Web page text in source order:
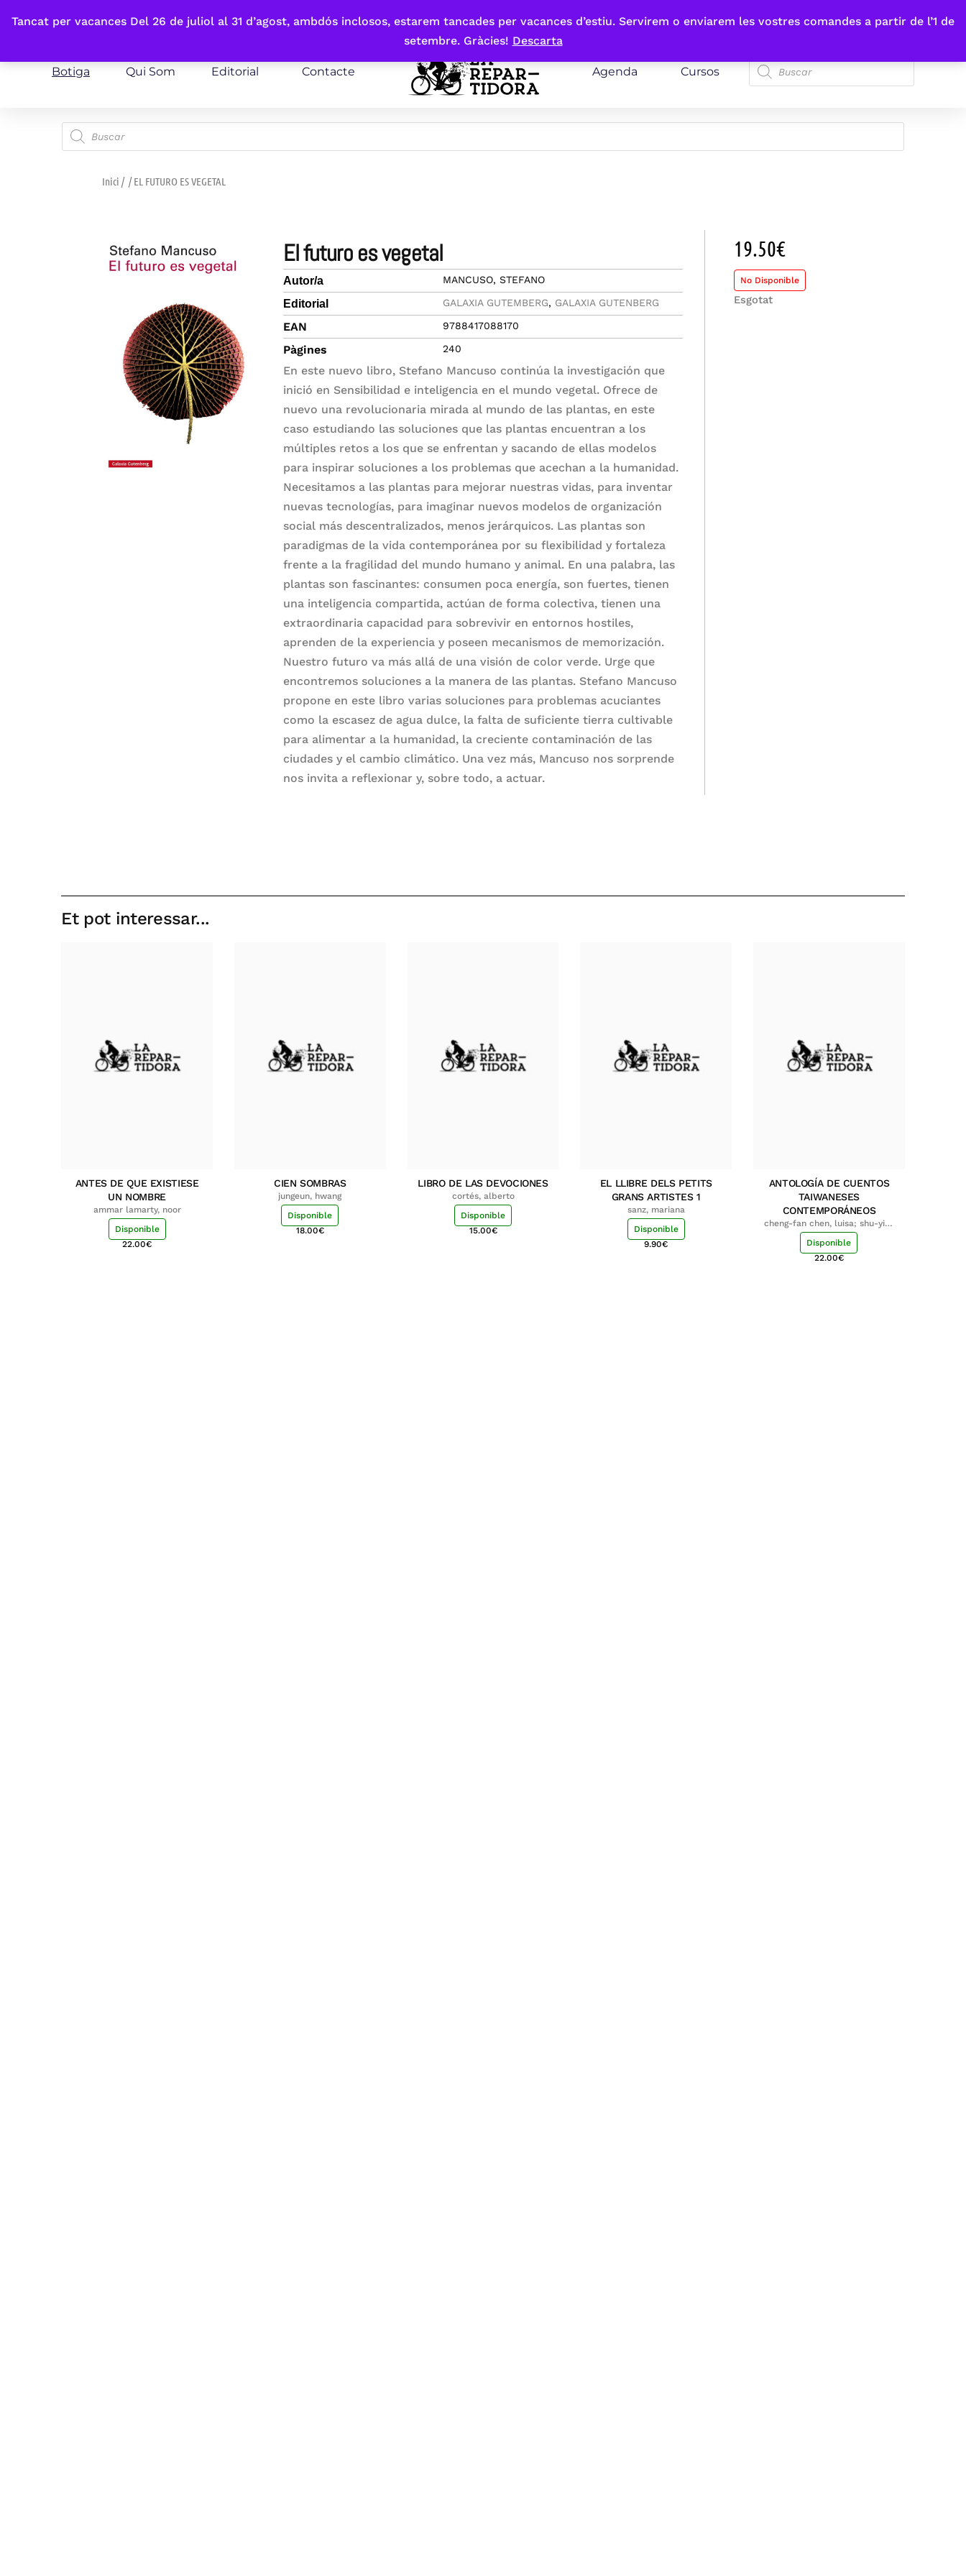
Tancat per vacances Del 26 de juliol al 31 d’agost, ambdós inclosos, estarem tancades per vacances d’estiu. Servirem o enviarem les vostres comandes a partir de l’1 de
setembre. Gràcies! Descarta
Fes-te'n sòcia
Botiga Qui Som Editorial Contacte Agenda Cursos
Inici / / EL FUTURO ES VEGETAL
el futuro es vegetal
Autor/a MANCUSO, STEFANO
Editorial GALAXIA GUTEMBERG, GALAXIA GUTENBERG
EAN 9788417088170
Pàgines 240
En este nuevo libro, Stefano Mancuso continúa la investigación que
inició en Sensibilidad e inteligencia en el mundo vegetal. Ofrece de
nuevo una revolucionaria mirada al mundo de las plantas, en este
caso estudiando las soluciones que las plantas encuentran a los
múltiples retos a los que se enfrentan y sacando de ellas modelos
para inspirar soluciones a los problemas que acechan a la humanidad.
Necesitamos a las plantas para mejorar nuestras vidas, para inventar
nuevas tecnologías, para imaginar nuevos modelos de organización
social más descentralizados, menos jerárquicos. Las plantas son
paradigmas de la vida contemporánea por su flexibilidad y fortaleza
frente a la fragilidad del mundo humano y animal. En una palabra, las
plantas son fascinantes: consumen poca energía, son fuertes, tienen
una inteligencia compartida, actúan de forma colectiva, tienen una
extraordinaria capacidad para sobrevivir en entornos hostiles,
aprenden de la experiencia y poseen mecanismos de memorización.
Nuestro futuro va más allá de una visión de color verde. Urge que
encontremos soluciones a la manera de las plantas. Stefano Mancuso
propone en este libro varias soluciones para problemas acuciantes
como la escasez de agua dulce, la falta de suficiente tierra cultivable
para alimentar a la humanidad, la creciente contaminación de las
ciudades y el cambio climático. Una vez más, Mancuso nos sorprende
nos invita a reflexionar y, sobre todo, a actuar.
19.50€
No Disponible
Esgotat
Et pot interessar...
ANTES DE QUE EXISTIESE
UN NOMBRE
ammar lamarty, noor
Disponible
22.00€
CIEN SOMBRAS
jungeun, hwang
Disponible
18.00€
LIBRO DE LAS DEVOCIONES
cortés, alberto
Disponible
15.00€
EL LLIBRE DELS PETITS
GRANS ARTISTES 1
sanz, mariana
Disponible
9.90€
ANTOLOGÍA DE CUENTOS
TAIWANESES
CONTEMPORÁNEOS
cheng-fan chen, luisa; shu-ying
chang, luisa
Disponible
22.00€